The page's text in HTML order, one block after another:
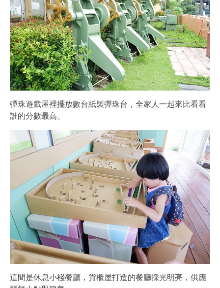
彈珠遊戲屋裡擺放數台紙製彈珠台，全家人一起來比看看
誰的分數最高。
這間是休息小棧餐廳，貨櫃屋打造的餐廳採光明亮，供應